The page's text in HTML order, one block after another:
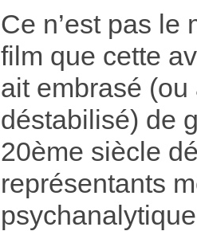
Ce n’est pas le
film que cette
ait embrasé
déstabilisé) de
20ème siècle
représentants